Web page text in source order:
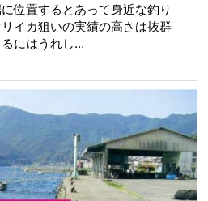
位置するとあって身近な釣り
イカ狙いの実績の高さは抜群
にはうれし…